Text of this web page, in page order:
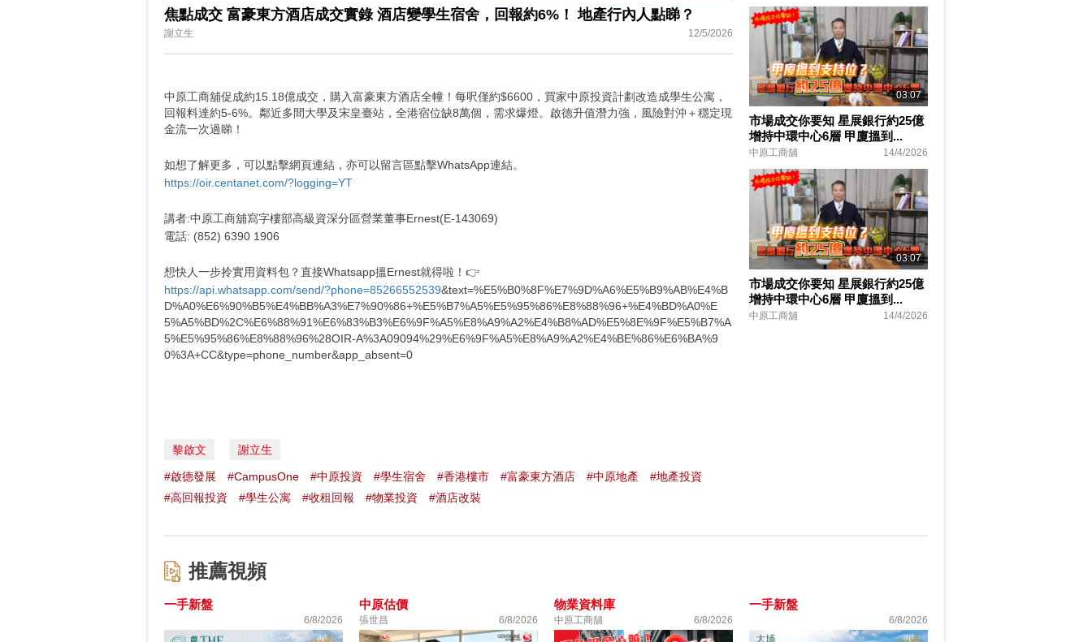
fullscreen
焦點成交 富豪東方酒店成交實錄 酒店變學生宿舍，回報約6%！ 地產行內人點睇？
謝立生 12/5/2026
中原工商舖促成約15.18億成交，購入富豪東方酒店全幢！每呎僅約$6600，買家中原投資計劃改造成學生公寓，
回報料達約5-6%。鄰近多間大學及宋皇臺站，全港宿位缺8萬個，需求爆燈。啟德升值潛力強，風險對沖＋穩定現
金流一次過睇！
如想了解更多，可以點擊網頁連結，亦可以留言區點擊WhatsApp連結。
https://oir.centanet.com/?logging=YT
講者:中原工商舖寫字樓部高級資深分區營業董事Ernest(E-143069)
電話: (852) 6390 1906
想快人一步拎實用資料包？直接Whatsapp搵Ernest就得啦！👉
https://api.whatsapp.com/send/?phone=85266552539&text=%E5%B0%8F%E7%9D%A6%E5%B9%AB%E4%B
D%A0%E6%90%B5%E4%BB%A3%E7%90%86+%E5%B7%A5%E5%95%86%E8%88%96+%E4%BD%A0%E
5%A5%BD%2C%E6%88%91%E6%83%B3%E6%9F%A5%E8%A9%A2%E4%B8%AD%E5%8E%9F%E5%B7%A
5%E5%95%86%E8%88%96%28OIR-A%3A09094%29%E6%9F%A5%E8%A9%A2%E4%BE%86%E6%BA%9
0%3A+CC&type=phone_number&app_absent=0
黎啟文 謝立生
#啟德發展 #CampusOne #中原投資 #學生宿舍 #香港樓市 #富豪東方酒店 #中原地產
#地產投資
#高回報投資
#學生公寓 #收租回報 #物業投資 #酒店改裝
03:07
市場成交你要知 星展銀行約25億
增持中環中心6層 甲廈搵到...
中原工商舖 14/4/2026
03:07
市場成交你要知 星展銀行約25億
增持中環中心6層 甲廈搵到...
中原工商舖 14/4/2026
推薦視頻
一手新盤
6/8/2026
中原估價
張世昌 6/8/2026
物業資料庫
中原工商舖 6/8/2026
一手新盤
6/8/2026